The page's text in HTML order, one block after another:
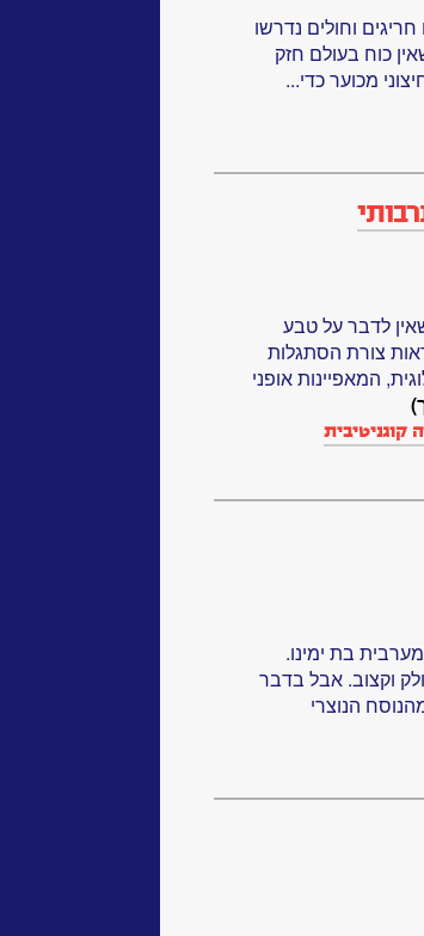
לילדים חריגים וחולים נדרשו
כוח בעולם חזק
מכוער כדי...
לדבר על טבע
צורת הסתגלות
המאפיינות אופני
קוגניטיבית
בת ימינו.
וקצוב. אבל בדבר
הנוצרי